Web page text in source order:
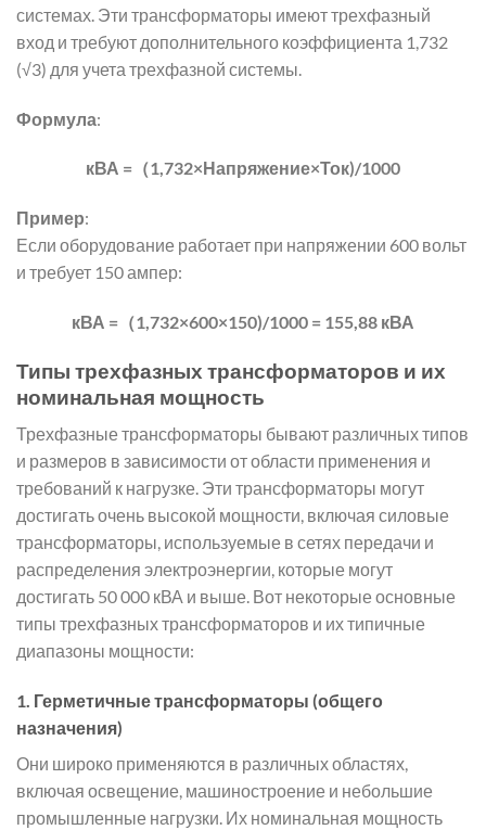
системах. Эти трансформаторы имеют трехфазный
вход и требуют дополнительного коэффициента 1,732
(√3) для учета трехфазной системы.
Формула:
кВА =（1,732×Напряжение×Ток)/1000
Пример:
Если оборудование работает при напряжении 600 вольт
и требует 150 ампер:
кВА =（1,732×600×150)/1000 = 155,88 кВА
Типы трехфазных трансформаторов и их
номинальная мощность
Трехфазные трансформаторы бывают различных типов
и размеров в зависимости от области применения и
требований к нагрузке. Эти трансформаторы могут
достигать очень высокой мощности, включая силовые
трансформаторы, используемые в сетях передачи и
распределения электроэнергии, которые могут
достигать 50 000 кВА и выше. Вот некоторые основные
типы трехфазных трансформаторов и их типичные
диапазоны мощности:
1. Герметичные трансформаторы (общего
назначения)
Они широко применяются в различных областях,
включая освещение, машиностроение и небольшие
промышленные нагрузки. Их номинальная мощность